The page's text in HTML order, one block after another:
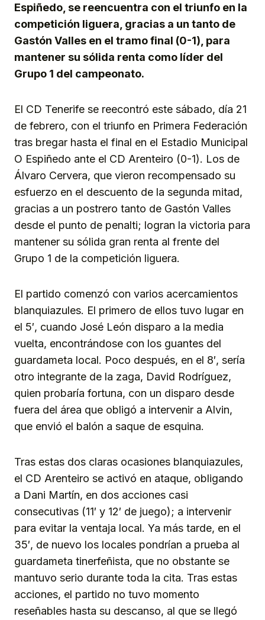
Espiñedo, se reencuentra con el triunfo en la
competición liguera, gracias a un tanto de
Gastón Valles en el tramo final (0-1), para
mantener su sólida renta como líder del
Grupo 1 del campeonato.
El CD Tenerife se reecontró este sábado, día 21
de febrero, con el triunfo en Primera Federación
tras bregar hasta el final en el Estadio Municipal
O Espiñedo ante el CD Arenteiro (0-1). Los de
Álvaro Cervera, que vieron recompensado su
esfuerzo en el descuento de la segunda mitad,
gracias a un postrero tanto de Gastón Valles
desde el punto de penalti; logran la victoria para
mantener su sólida gran renta al frente del
Grupo 1 de la competición liguera.
El partido comenzó con varios acercamientos
blanquiazules. El primero de ellos tuvo lugar en
el 5′, cuando José León disparo a la media
vuelta, encontrándose con los guantes del
guardameta local. Poco después, en el 8′, sería
otro integrante de la zaga, David Rodríguez,
quien probaría fortuna, con un disparo desde
fuera del área que obligó a intervenir a Alvin,
que envió el balón a saque de esquina.
Tras estas dos claras ocasiones blanquiazules,
el CD Arenteiro se activó en ataque, obligando
a Dani Martín, en dos acciones casi
consecutivas (11′ y 12′ de juego); a intervenir
para evitar la ventaja local. Ya más tarde, en el
35′, de nuevo los locales pondrían a prueba al
guardameta tinerfeñista, que no obstante se
mantuvo serio durante toda la cita. Tras estas
acciones, el partido no tuvo momento
reseñables hasta su descanso, al que se llegó